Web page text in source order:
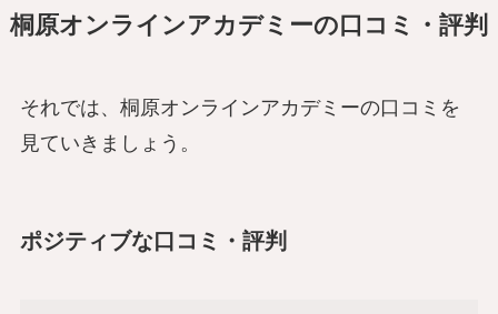
桐原オンラインアカデミーの口コミ ・評判
それでは、桐原オンラインアカデミーの口コミを
見ていきましょう。
ポジティブな口コミ ・評判